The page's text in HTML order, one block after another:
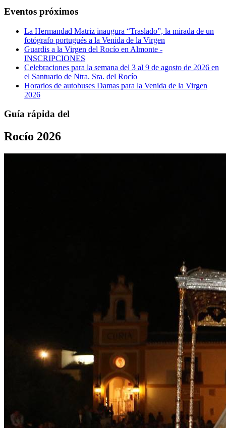
Eventos próximos
La Hermandad Matriz inaugura “Traslado”, la mirada de un
fotógrafo portugués a la Venida de la Virgen
Guardis a la Virgen del Rocío en Almonte -
INSCRIPCIONES
Celebraciones para la semana del 3 al 9 de agosto de 2026 en
el Santuario de Ntra. Sra. del Rocío
Horarios de autobuses Damas para la Venida de la Virgen
2026
Guía rápida del
Rocío 2026